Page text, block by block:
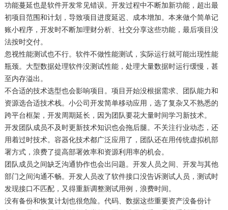
功能蔓延也是软件开发常见错误。开发过程中不断加新功能，超出最
初项目范围和计划，导致项目进度延迟、成本增加。本来做个简单记
账小程序，开发时不断加理财分析、社交分享这些功能，最后项目没
法按时交付。​
忽视性能测试也不行。软件不做性能测试，实际运行就可能出现性能
瓶颈。大型数据处理软件没测试性能，处理大量数据时运行缓慢，甚
至内存溢出。​
不合适的技术选型也会影响项目。项目开始没根据需求、团队能力和
资源选合适技术栈。小公司开发简单移动应用，选了复杂又不熟悉的
跨平台框架，开发周期延长，因为团队要花大量时间学习新技术。​
开发团队成员不及时更新技术知识也会拖后腿。不关注行业动态，还
用着过时技术。容器化技术都广泛应用了，团队还在用传统虚拟机部
署方式，浪费了提高部署效率和资源利用率的机会。​
团队成员之间缺乏沟通协作也会出问题。开发人员之间、开发与其他
部门之间沟通不畅。开发人员改了软件接口没告诉测试人员，测试时
发现接口不匹配，又得重新调整测试用例，浪费时间。​
没有备份和恢复计划也很危险。代码、数据这些重要资产没备份计